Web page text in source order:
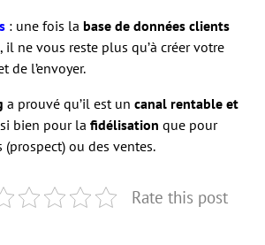
: une fois la base de données clients
il ne vous reste plus qu’à créer votre
de l’envoyer.
a prouvé qu’il est un canal rentable et
bien pour la fidélisation que pour
(prospect) ou des ventes.
Rate this post